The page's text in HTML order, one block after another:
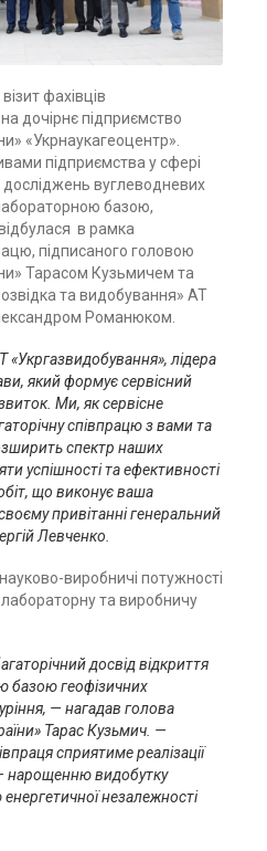
фахівців
дочірнє підприємство
«Укрнаукагеоцентр».
підприємства у сфері
вуглеводневих
базою,
в рамка
підписаного головою
Тарасом Кузьмичем та
та видобування» АТ
Романюком.
«Укргазвидобування», лідера
який формує сервісний
Ми, як сервісне
співпрацю з вами та
спектр наших
успішності та ефективності
що виконує ваша
привітанні генеральний
Левченко.
виробничі потужності
та виробничу
досвід відкриття
базою геофізичних
— нагадав голова
Тарас Кузьмич. —
сприятиме реалізації
нарощенню видобутку
незалежності